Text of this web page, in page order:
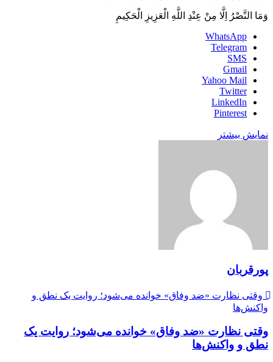
وَمَا النَّصْرُ اِلَّا مِنْ عِنْدِ اللَّهِ الْعَزِیزِ الْحَکِیمِ
WhatsApp
Telegram
SMS
Gmail
Yahoo Mail
Twitter
LinkedIn
Pinterest
نمایش بیشتر
پورقربان
وقتی نظارت «ضد وفاق» خوانده می‌شود؛ روایت یک نطق و
واکنش‌ها
وقتی نظارت «ضد وفاق» خوانده می‌شود؛ روایت یک
نطق و واکنش‌ها